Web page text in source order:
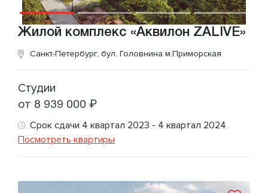
Жилой комплекс «Аквилон ZALIVE»
Санкт-Петербург, бул. Головнина м.Приморская
Студии
от 8 939 000 ₽
Срок сдачи 4 квартал 2023 - 4 квартал 2024
Посмотреть квартиры